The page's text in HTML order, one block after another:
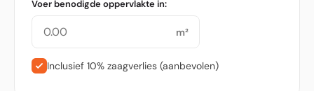
Voer benodigde oppervlakte in:
m²
Inclusief 10% zaagverlies (aanbevolen)